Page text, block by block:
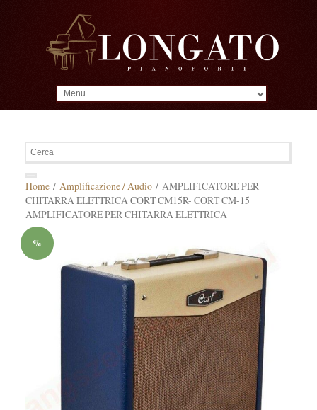
Home/ Amplificazione / Audio/ AMPLIFICATORE PER
CHITARRA ELETTRICA CORT CM15R- CORT CM-15
AMPLIFICATORE PER CHITARRA ELETTRICA
%